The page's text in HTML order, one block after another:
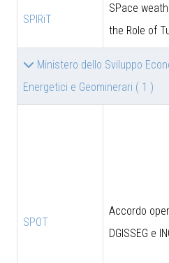
SPIRiT
SPace
the Role of
Ministero dello Sviluppo
Energetici e Geominerari ( 1 )
SPOT
Accordo
DGISSEG e